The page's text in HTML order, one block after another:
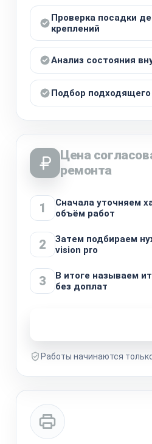
Проверка посадки
креплений
Анализ состояния
Подбор подходящего
Цена
ремонта
1
Сначала уточняем
объём работ
2
Затем подбираем
vision pro
3
В итоге называем
без доплат
Работы начинаются